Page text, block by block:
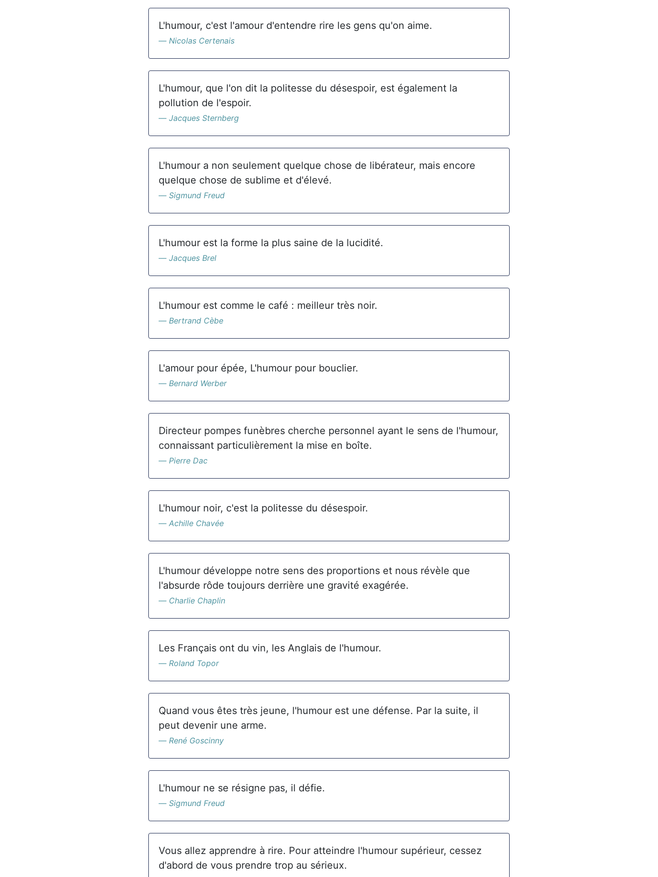
L'humour, c'est l'amour d'entendre rire les gens qu'on aime.
Nicolas Certenais
L'humour, que l'on dit la politesse du désespoir, est également la
pollution de l'espoir.
Jacques Sternberg
L'humour a non seulement quelque chose de libérateur, mais encore
quelque chose de sublime et d'élevé.
Sigmund Freud
L'humour est la forme la plus saine de la lucidité.
Jacques Brel
L'humour est comme le café : meilleur très noir.
Bertrand Cèbe
L'amour pour épée, L'humour pour bouclier.
Bernard Werber
Directeur pompes funèbres cherche personnel ayant le sens de l'humour,
connaissant particulièrement la mise en boîte.
Pierre Dac
L'humour noir, c'est la politesse du désespoir.
Achille Chavée
L'humour développe notre sens des proportions et nous révèle que
l'absurde rôde toujours derrière une gravité exagérée.
Charlie Chaplin
Les Français ont du vin, les Anglais de l'humour.
Roland Topor
Quand vous êtes très jeune, l'humour est une défense. Par la suite, il
peut devenir une arme.
René Goscinny
L'humour ne se résigne pas, il défie.
Sigmund Freud
Vous allez apprendre à rire. Pour atteindre l'humour supérieur, cessez
d'abord de vous prendre trop au sérieux.